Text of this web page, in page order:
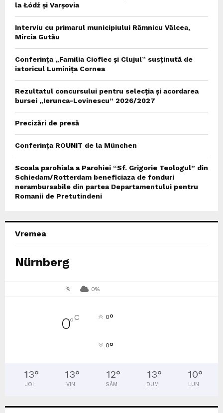
la Łódź și Varșovia
Interviu cu primarul municipiului Râmnicu Vâlcea,
Mircia Gutău
Conferința „Familia Cioflec și Clujul” susținută de
istoricul Luminița Cornea
Rezultatul concursului pentru selecția și acordarea
bursei „Ierunca-Lovinescu” 2026/2027
Precizări de presă
Conferința ROUNIT de la München
Scoala parohiala a Parohiei “Sf. Grigorie Teologul” din
Schiedam/Rotterdam beneficiaza de fonduri
nerambursabile din partea Departamentului pentru
Romanii de Pretutindeni
Vremea
Nürnberg
% 0%
0°C 0°
0°
13°
JOI
13°
VIN
12°
SÂM
13°
DUM
10°
LUN